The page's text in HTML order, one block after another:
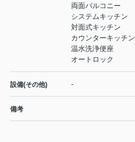
両面バルコニー
システムキッチン
対面式キッチン
カウンターキッチン
温水洗浄便座
オートロック
設備(その他) -
備考